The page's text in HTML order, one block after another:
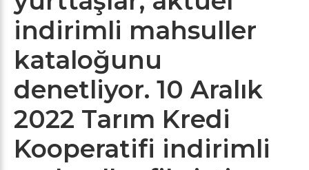
indirimli mahsuller
kataloğunu
denetliyor. 10 Aralık
2022 Tarım Kredi
Kooperatifi indirimli